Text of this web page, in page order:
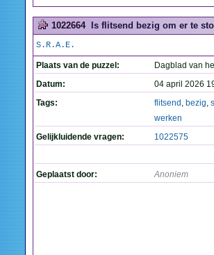
1022664 Is flitsend bezig om er te
S.R.A.E.
Plaats van de puzzel:
Dagblad van
Datum:
04 april 2026
Tags:
flitsend , bezig,
werken
Gelijkluidende vragen:
1022575
Geplaatst door: Anoniem